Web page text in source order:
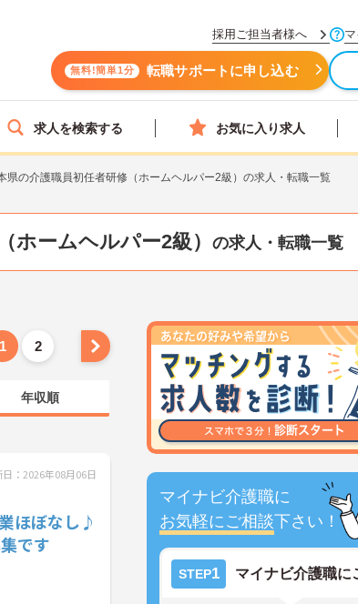
採用ご担当者様へ
無料!簡単1分 転職サポートに申し込む
求人を検索する お気に入り求人
県の介護職員初任者研修（ホームヘルパー2級）の求人・転職一覧
ホームヘルパー2級） の求人・転職一覧
マイナビ介護職に
お気軽にご相談下さい！
STEP1 マイナビ介護職に
1 2
年収順
日：2026年08月06日
ほぼなし♪
です